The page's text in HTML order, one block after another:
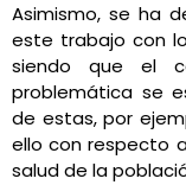
Asimismo, se ha
este trabajo con
siendo que el
problemática se
de estas, por
ello con respecto
salud de la